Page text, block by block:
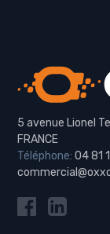
5 avenue Lionel
FRANCE
Téléphone:04 81